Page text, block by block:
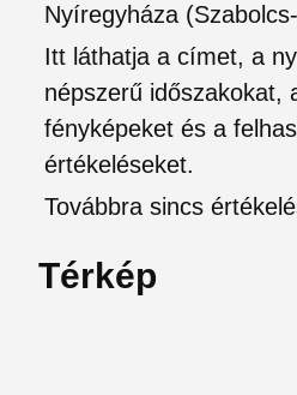
Nyíregyháza
Itt láthatja a címet, a
népszerű időszakokat,
fényképeket és a
értékeléseket.
Továbbra sincs
Térkép